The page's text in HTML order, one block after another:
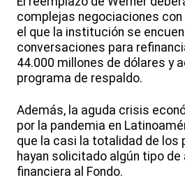
complejas negociaciones con
el que la institución se
conversaciones para
44.000 millones de dólares y
programa de respaldo.
Además, la aguda crisis
por la pandemia en
que la casi la totalidad de los
hayan solicitado algún tipo
financiera al Fondo.